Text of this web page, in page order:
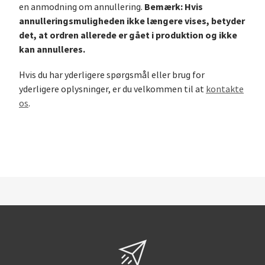
en anmodning om annullering. Bemærk: Hvis
annulleringsmuligheden ikke længere vises, betyder
det, at ordren allerede er gået i produktion og ikke
kan annulleres.
Hvis du har yderligere spørgsmål eller brug for
yderligere oplysninger, er du velkommen til at kontakte
os.